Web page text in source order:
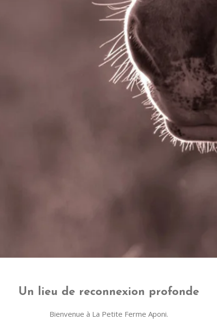
Un lieu de reconnexion profonde
Bienvenue à La Petite Ferme Aponi.